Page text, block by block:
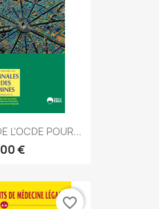
L'OCDE POUR...
€
favorite_border